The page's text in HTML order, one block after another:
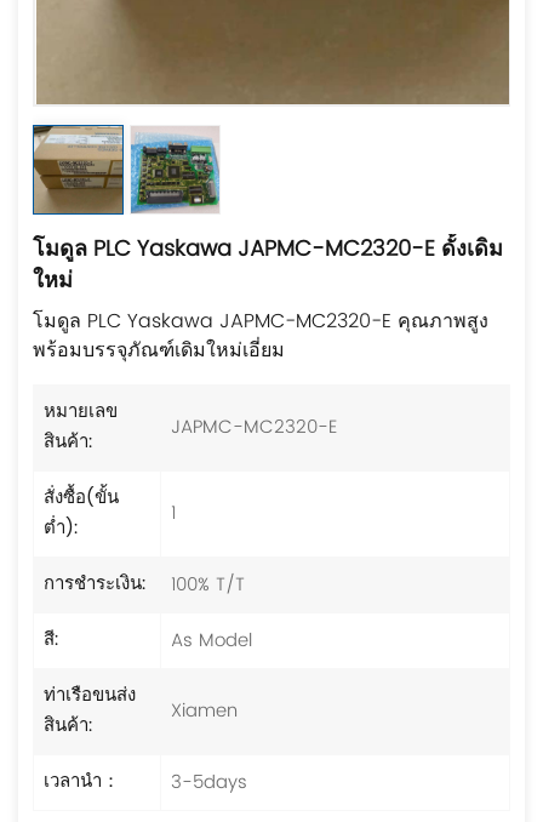
โมดูล PLC Yaskawa JAPMC-MC2320-E ดั้งเดิม
ใหม่
โมดูล PLC Yaskawa JAPMC-MC2320-E คุณภาพสูง
พร้อมบรรจุภัณฑ์เดิมใหม่เอี่ยม
หมายเลข
สินค้า:
JAPMC-MC2320-E
สั่งซื้อ(ขั้น
ต่ำ):
1
การชำระเงิน:
100% T/T
สี:
As Model
ท่าเรือขนส่ง
สินค้า:
Xiamen
เวลานำ： 3-5days